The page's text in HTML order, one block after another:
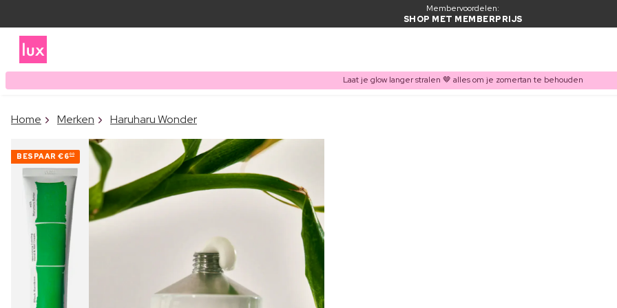
Membervoordelen:
SHOP MET MEMBERPRIJS
Laat je glow langer stralen 🤎 alles om je zomertan te behouden
Home Merken Haruharu Wonder
BESPAAR €600